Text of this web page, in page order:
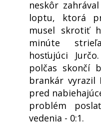
neskôr
loptu, ktorá
musel skrotiť
minúte
hosťujúci
polčas skončí
brankár vyrazil
pred
problém
vedenia - 0:1.